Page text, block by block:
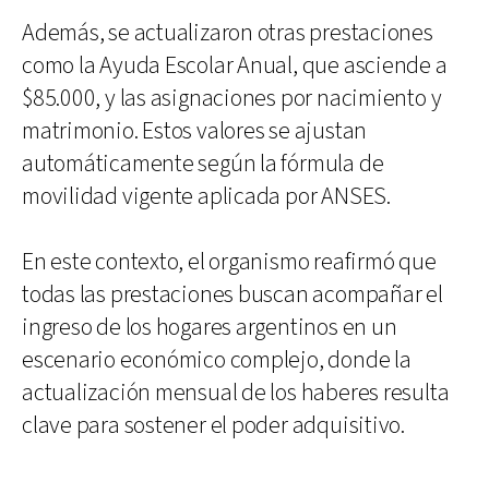
Además, se actualizaron otras prestaciones
como la Ayuda Escolar Anual, que asciende a
$85.000, y las asignaciones por nacimiento y
matrimonio. Estos valores se ajustan
automáticamente según la fórmula de
movilidad vigente aplicada por ANSES.
En este contexto, el organismo reafirmó que
todas las prestaciones buscan acompañar el
ingreso de los hogares argentinos en un
escenario económico complejo, donde la
actualización mensual de los haberes resulta
clave para sostener el poder adquisitivo.